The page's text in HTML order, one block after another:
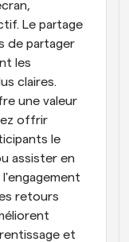
Le partage
de partager
les
claires.
une valeur
offrir
le
assister en
retours
et